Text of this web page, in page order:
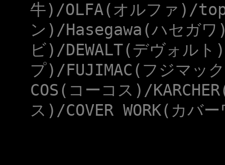
牛)/OLFA(オルファ)/
ン)/Hasegawa(ハセガ
ビ)/DEWALT(デヴォル
プ)/FUJIMAC(フジマッ
COS(コーコス)/
ス)/COVER WORK(カ